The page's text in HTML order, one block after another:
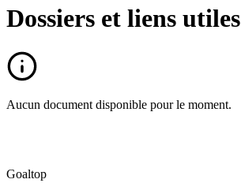
Dossiers et liens utiles
Aucun document disponible pour le moment.
Goaltop